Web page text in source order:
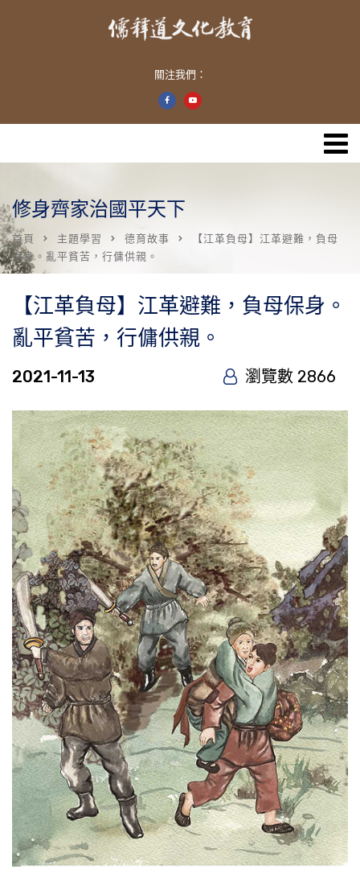
關注我們：
修身齊家治國平天下
首頁 主題學習 德育故事
【江革負母】江革避難，負母
保身。亂平貧苦，行傭供親。
【江革負母】江革避難，負母保身。
亂平貧苦，行傭供親。
2021-11-13 瀏覽數 2866